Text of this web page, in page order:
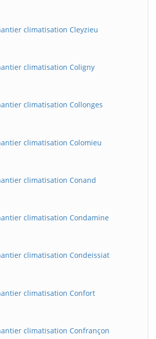
climatisation Cleyzieu
climatisation Coligny
climatisation Collonges
climatisation Colomieu
climatisation Conand
climatisation Condamine
climatisation Condeissiat
climatisation Confort
climatisation Confrançon